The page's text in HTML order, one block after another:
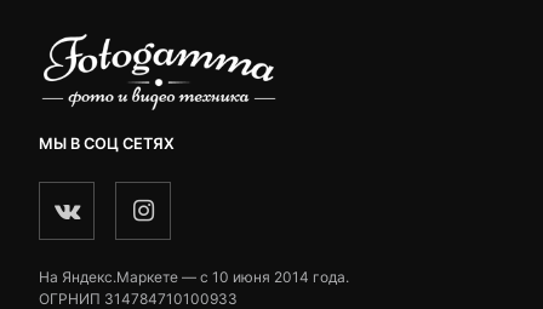
МЫ В СОЦ СЕТЯХ
На Яндекс.Маркете — c 10 июня 2014 года.
ОГРНИП 314784710100933